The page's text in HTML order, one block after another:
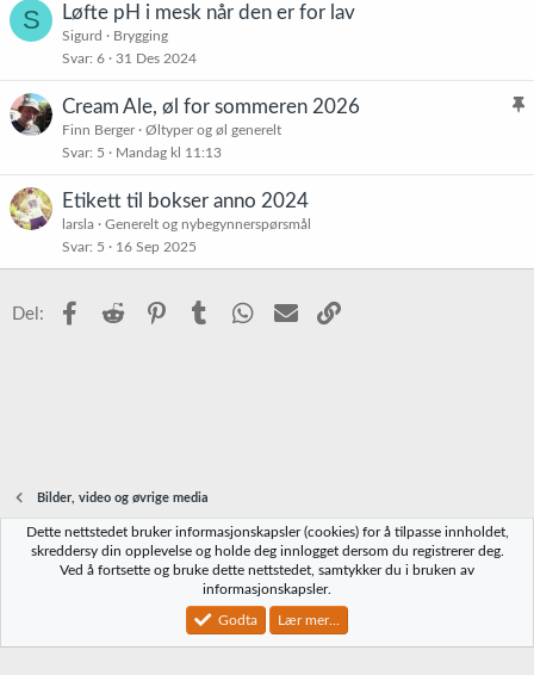
S Løfte pH i mesk når den er for lav
Sigurd
Brygging
Svar 6 31 Des 2024
K
Cream Ale, øl for sommeren 2026
Finn Berger
Øltyper og øl generelt
Svar 5 Mandag kl 11:13
Etikett til bokser anno 2024
larsla
Generelt og nybegynnerspørsmål
Svar 5 16 Sep 2025
Del: Facebook
Reddit PinterestTumblr WhatsApp
E-post
Bilder, video og øvrige media
Norbrygg-default
Vilkår og regler Personvernregler
Community platform by XenForo® © 2010-2023 XenForo Ltd.
Dette nettstedet bruker informasjonskapsler (cookies) for å tilpasse innholdet,
skreddersy din opplevelse og holde deg innlogget dersom du registrerer deg.
Ved å fortsette og bruke dette nettstedet, samtykker du i bruken av
informasjonskapsler.
Godta Lær mer...